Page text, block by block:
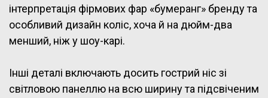
інтерпретація фірмових фар «бумеранг» бренду та
особливий дизайн коліс, хоча й на дюйм-два
менший, ніж у шоу-карі.
Інші деталі включають досить гострий ніс зі
світловою панеллю на всю ширину та підсвіченим